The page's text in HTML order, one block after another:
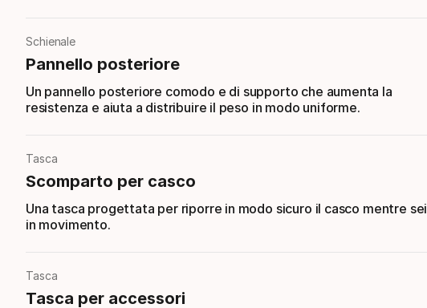
Schienale
Pannello posteriore
Un pannello posteriore comodo e di supporto che aumenta la
resistenza e aiuta a distribuire il peso in modo uniforme.
Tasca
Scomparto per casco
Una tasca progettata per riporre in modo sicuro il casco mentre sei
in movimento.
Tasca
Tasca per accessori